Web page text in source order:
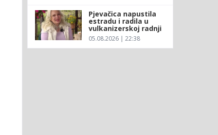
Pjevačica napustila
estradu i radila u
vulkanizerskoj radnji
05.08.2026 | 22:38